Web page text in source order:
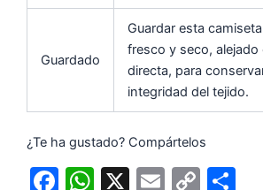
Guardado
Guardar esta
fresco y seco, alejado
directa, para
integridad del tejido.
¿Te ha gustado? Compártelos
F
W X
E
C